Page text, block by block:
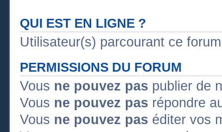
QUI EST EN LIGNE ?
Utilisateur(s) parcourant ce
PERMISSIONS DU FORUM
Vous ne pouvez pas publier de
Vous ne pouvez pas répondre
Vous ne pouvez pas éditer vos